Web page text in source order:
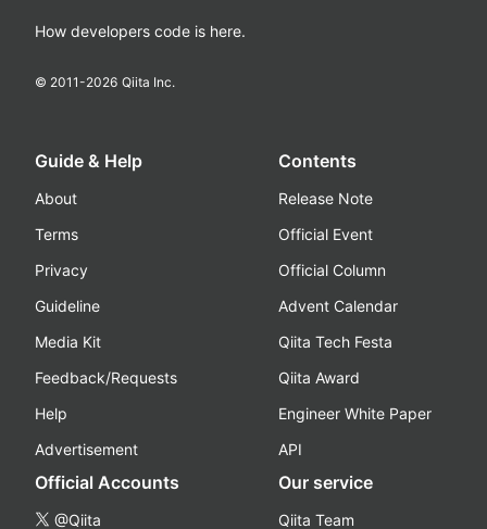
How developers code is here.
© 2011-2026 Qiita Inc.
Guide & Help
About
Terms
Privacy
Guideline
Media Kit
Feedback/Requests
Help
Advertisement
Contents
Release Note
Official Event
Official Column
Advent Calendar
Qiita Tech Festa
Qiita Award
Engineer White Paper
API
Official Accounts
@Qiita
Our service
Qiita Team